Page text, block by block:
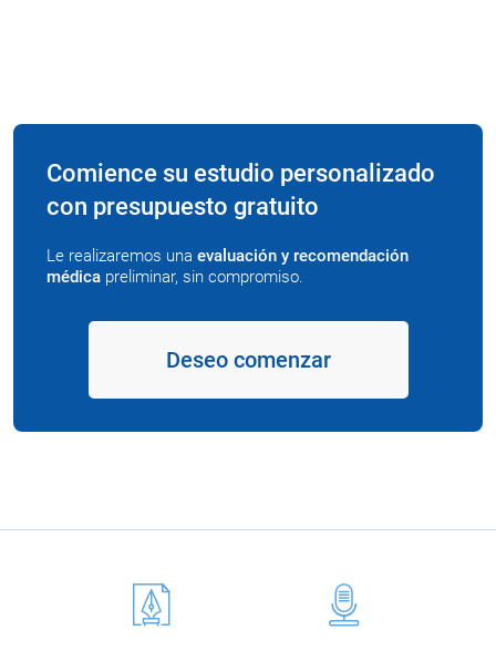
Comience su estudio personalizado
con presupuesto gratuito
Le realizaremos una evaluación y recomendación
médica preliminar, sin compromiso.
Deseo comenzar